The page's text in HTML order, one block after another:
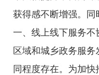
获得感不断增强。
一、线上线下服务不
区域和城乡政务服
同程度存在。为加